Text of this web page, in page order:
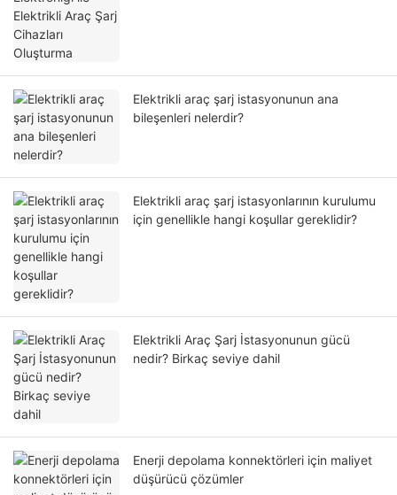
Elektrikli araç şarj istasyonunun ana
bileşenleri nelerdir?
Elektrikli araç şarj istasyonlarının kurulumu
için genellikle hangi koşullar gereklidir?
Elektrikli Araç Şarj İstasyonunun gücü
nedir? Birkaç seviye dahil
Enerji depolama konnektörleri için maliyet
düşürücü çözümler